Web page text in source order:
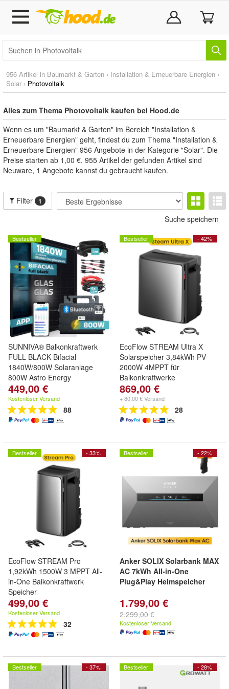
956 Artikel in Baumarkt & Garten › Installation & Erneuerbare Energien ›
Solar › Photovoltaik
Alles zum Thema Photovoltaik kaufen bei Hood.de
Wenn es um "Baumarkt & Garten" im Bereich "Installation &
Erneuerbare Energien" geht, findest du zum Thema "Installation &
Erneuerbare Energien" 956 Angebote in der Kategorie "Solar". Die
Preise starten ab 1,00 €. 955 Artikel der gefunden Artikel sind
Neuware, 1 Angebote kannst du gebraucht kaufen.
Filter 1
Suche speichern
Bestseller
SUNNIVA® Balkonkraftwerk
FULL BLACK Bifacial
1840W/800W Solaranlage
800W Astro Energy
449,00 €
Kostenloser Versand
88
- 42%
Bestseller
EcoFlow STREAM Ultra X
Solarspeicher 3,84kWh PV
2000W 4MPPT für
Balkonkraftwerke
869,00 €
+ 80,00 € Versand
28
- 33%
Bestseller
EcoFlow STREAM Pro
1,92kWh 1500W 3 MPPT All-
in-One Balkonkraftwerk
Speicher
499,00 €
Kostenloser Versand
32
- 22%
Bestseller
Anker SOLIX Solarbank MAX
AC 7kWh All-in-One
Plug&Play Heimspeicher
1.799,00 €
2.299,00 €
Kostenloser Versand
- 37%
Bestseller - 28%
Bestseller